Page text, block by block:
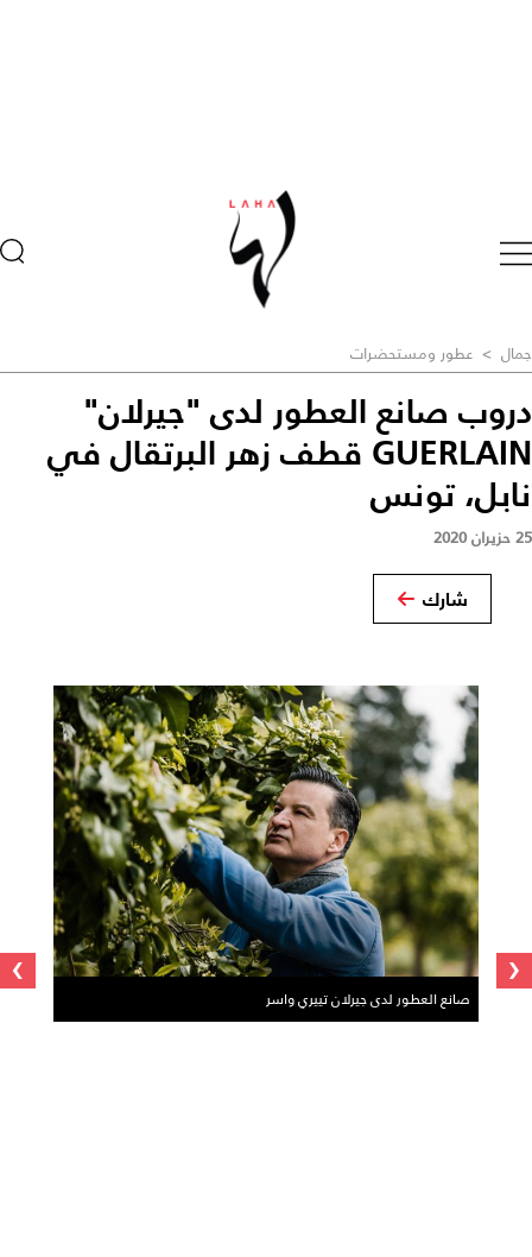
جمال > عطور ومستحضرات
دروب صانع العطور لدى "جيرلان"
GUERLAIN قطف زهر البرتقال في
نابل، تونس
25 حزيران 2020
شارك
صانع العطور لدى جيرلان تييري واسر ‹
›